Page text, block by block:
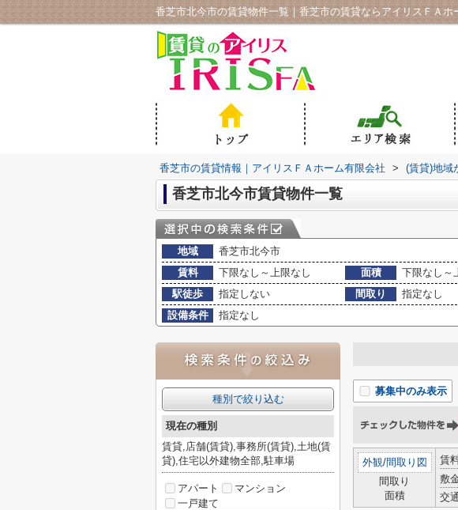
香芝市北今市の賃貸物件一覧｜香芝市の賃貸ならアイリスＦＡホ
香芝市の賃貸情報｜アイリスＦＡホーム有限会社 > (賃貸)地域
香芝市北今市賃貸物件一覧
地域
香芝市北今市
賃料
下限なし～上限なし 面積 下限なし～
駅徒歩
指定しない 間取り
指定なし
設備条件
指定なし
募集中のみ表示
外観/間取り図
間取り
面積
賃
敷
交
種別で絞り込む
現在の種別
賃貸,店舗(賃貸),事務所(賃貸),土地(賃
貸),住宅以外建物全部,駐車場
アパート
マンション
一戸建て